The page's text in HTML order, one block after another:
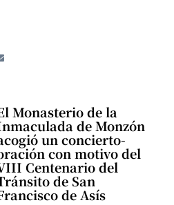
Monasterio de la
de Monzón
un concierto-
con motivo del
Centenario del
de San
de Asís